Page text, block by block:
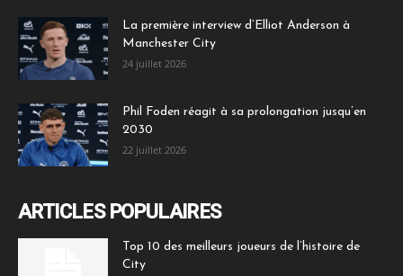
La première interview d’Elliot Anderson à
Manchester City
24 juillet 2026
Phil Foden réagit à sa prolongation jusqu’en
2030
22 juillet 2026
ARTICLES POPULAIRES
Top 10 des meilleurs joueurs de l’histoire de
City